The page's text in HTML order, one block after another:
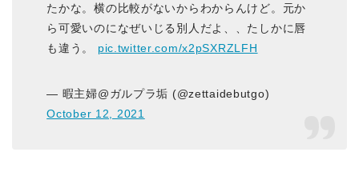
たかな。横の比較がないからわからんけど。元か
ら可愛いのになぜいじる別人だよ、、たしかに唇
も違う。 pic.twitter.com/x2pSXRZLFH
— 暇主婦@ガルプラ垢 (@zettaidebutgo)
October 12, 2021